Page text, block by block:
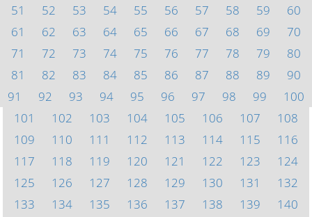
51
52 53 54 55 56 57 58 59
60
61
62 63 64 65 66 67 68 69
70
71
72 73 74 75 76 77 78 79
80
81
82 83 84 85 86 87 88 89
90
91
92 93 94 95 96 97 98 99
100
101
102 103 104 105 106 107
108
109
110 111 112 113 114 115
116
117
118 119 120 121 122 123
124
125
126 127 128 129 130 131
132
133
134 135 136 137 138 139
140